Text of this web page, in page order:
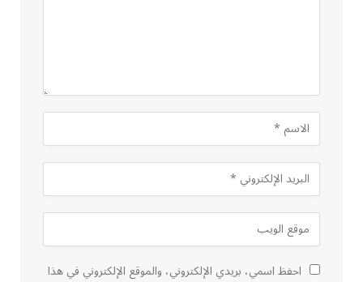
احفظ اسمي، بريدي الإلكتروني، والموقع الإلكتروني في هذا